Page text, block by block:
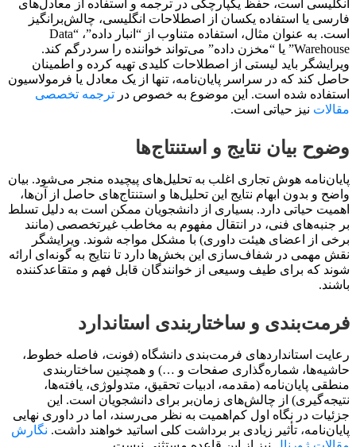
انگلیسی است، حفظ یکپارچگی در ترجمه و استفاده از معادل‌های
فارسی یا استفاده یکسان از اصطلاحات انگلیسی، چالش‌برانگیز
است. به عنوان مثال، استفاده متناوب از “انبار داده”، “Data
Warehouse” یا “مخزن داده” می‌تواند خواننده را سردرگم کند.
ویرایشگر باید لیستی از اصطلاحات کلیدی تهیه کرده و اطمینان
حاصل کند که در سراسر پایان‌نامه، تنها از یک معادل یا فرمولاسیون
استفاده شده است. این موضوع به خصوص در ترجمه تخصصی
مقالات نیز حیاتی است.
وضوح بیان نتایج و استنتاج‌ها
پایان‌نامه هوش تجاری اغلب به تحلیل‌های پیچیده منجر می‌شود. بیان
واضح و بدون ابهام نتایج این تحلیل‌ها و استنتاج‌های حاصل از آن‌ها،
اهمیت حیاتی دارد. بسیاری از دانشجویان ممکن است به دلیل تسلط
بر جنبه‌های فنی، در انتقال مفهوم به مخاطب غیرتخصصی (مانند
برخی از اعضای هیئت داوری) با مشکل مواجه شوند. ویرایشگر
نقش مهمی در شفاف‌سازی این بخش‌ها دارد تا نتایج به گونه‌ای ارائه
شوند که برای طیف وسیعی از خوانندگان قابل فهم و متقاعدکننده
باشند.
فرمت‌بندی و ساختاربندی استاندارد
رعایت استانداردهای فرمت‌بندی دانشگاه (فونت، فاصله خطوط،
حاشیه‌ها، شماره‌گذاری صفحات و …) و همچنین ساختاربندی
منطقی پایان‌نامه (مقدمه، ادبیات تحقیق، متدولوژی، یافته‌ها،
نتیجه‌گیری) از چالش‌های زمان‌بر برای دانشجویان است. این
جزئیات در نگاه اول کم‌اهمیت به نظر می‌رسند، اما در داوری نهایی
پایان‌نامه، تأثیر زیادی بر برداشت کلی اساتید خواهند داشت. نگارش